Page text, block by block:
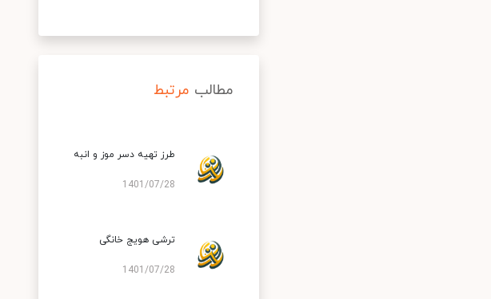
مطالب مرتبط
طرز تهیه دسر موز و انبه
1401/07/28
ترشی هویج خانگی
1401/07/28